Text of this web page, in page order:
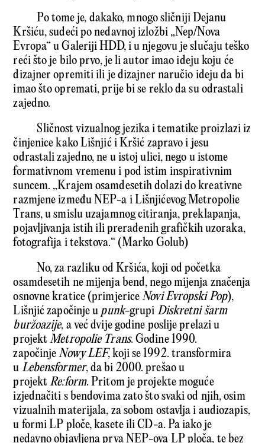
Po tome je, dakako, mnogo sličniji Dejanu
Kršiću, sudeći po nedavnoj izložbi „Nep/Nova
Evropa“ u Galeriji HDD, i u njegovu je slučaju teško
reći što je bilo prvo, je li autor imao ideju koju će
dizajner opremiti ili je dizajner naručio ideju da bi
imao što opremati, prije bi se reklo da su odrastali
zajedno.
Sličnost vizualnog jezika i tematike proizlazi iz
činjenice kako Lišnjić i Kršić zapravo i jesu
odrastali zajedno, ne u istoj ulici, nego u istome
formativnom vremenu i pod istim inspirativnim
suncem. „Krajem osamdesetih dolazi do kreativne
razmjene između NEP-a i Lišnjićevog Metropolie
Trans, u smislu uzajamnog citiranja, preklapanja,
pojavljivanja istih ili prerađenih grafičkih uzoraka,
fotografija i tekstova.“ (Marko Golub)
No, za razliku od Kršića, koji od početka
osamdesetih ne mijenja bend, nego mijenja značenja
osnovne kratice (primjericeNovi Evropski Pop),
Lišnjić započinje u punk-grupi Diskretni šarm
buržoazije, a već dvije godine poslije prelazi u
projektMetropolie Trans. Godine 1990.
započinjeNowy LEF, koji se 1992. transformira
u Lebensformer, da bi 2000. prešao u
projektRe:form. Pritom je projekte moguće
izjednačiti s bendovima zato što svaki od njih, osim
vizualnih materijala, za sobom ostavlja i audiozapis,
u formi LP ploče, kasete ili CD-a. Pa iako je
nedavno objavljena prva NEP-ova LP ploča, te bez